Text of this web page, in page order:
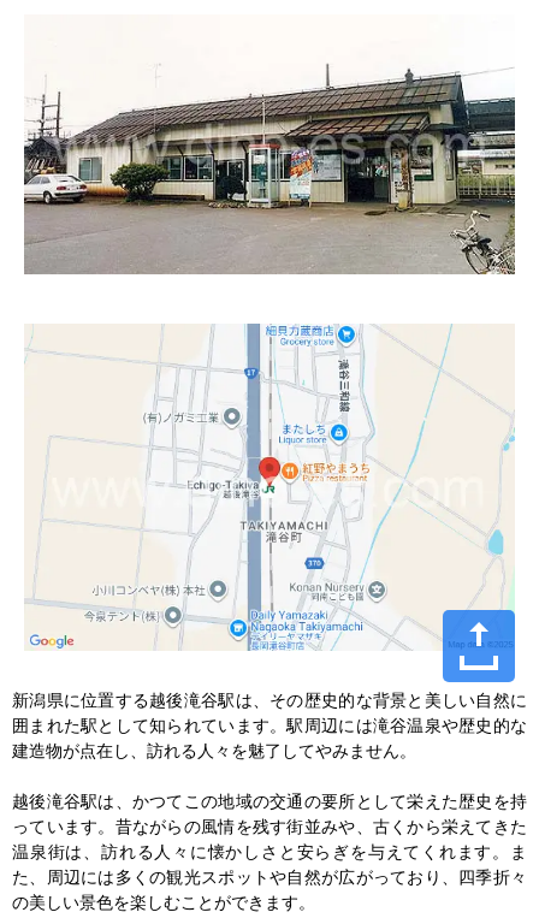
新潟県に位置する越後滝谷駅は、その歴史的な背景と美しい自然に
囲まれた駅として知られています。駅周辺には滝谷温泉や歴史的な
建造物が点在し、訪れる人々を魅了してやみません。
越後滝谷駅は、かつてこの地域の交通の要所として栄えた歴史を持
っています。昔ながらの風情を残す街並みや、古くから栄えてきた
温泉街は、訪れる人々に懐かしさと安らぎを与えてくれます。ま
た、周辺には多くの観光スポットや自然が広がっており、四季折々
の美しい景色を楽しむことができます。